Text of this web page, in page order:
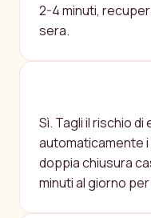
2-4 minuti,
sera.
Sì. Tagli il rischio
automaticamente
doppia chiusura
minuti al giorno